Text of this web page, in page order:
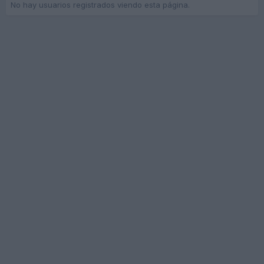
No hay usuarios registrados viendo esta página.